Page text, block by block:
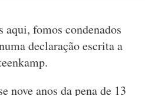
aqui, fomos condenados
declaração escrita a
nove anos da pena de 13